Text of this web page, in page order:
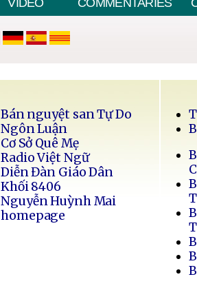
VIDEO COMMENTARIES
Bán nguyệt san Tự Do
Ngôn Luận
Cơ Sở Quê Mẹ
Radio Việt Ngữ
Diễn Đàn Giáo Dân
Khối 8406
Nguyễn Huỳnh Mai
homepage